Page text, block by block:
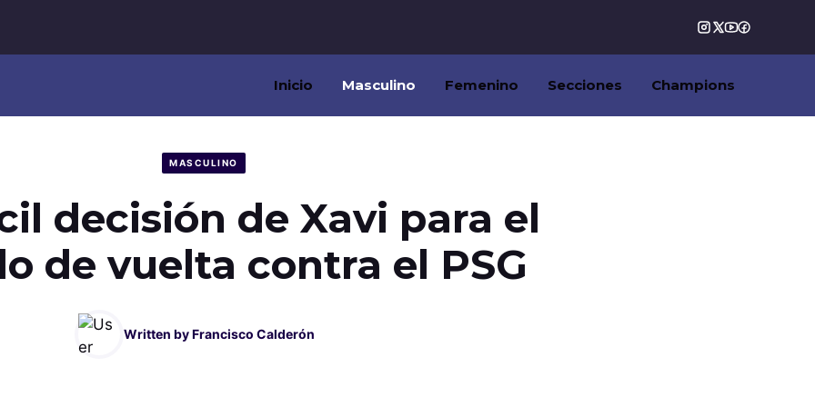
Inicio Masculino Femenino Secciones Champions
MASCULINO
decisión de Xavi para el
de vuelta contra el PSG
Written byFrancisco Calderón